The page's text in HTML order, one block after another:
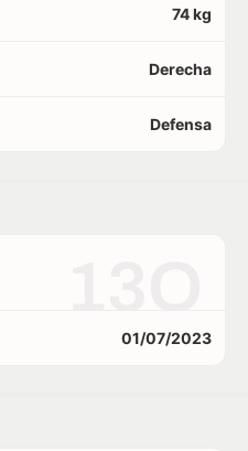
74 kg
Derecha
Defensa
01/07/2023